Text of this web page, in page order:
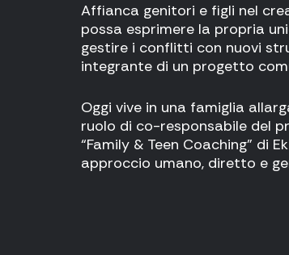
Affianca genitori e figli nel
possa esprimere la propria
gestire i conflitti con nuovi
integrante di un progetto
Oggi vive in una famiglia
ruolo di co-responsabile del
“Family & Teen Coaching” di
approccio umano, diretto e